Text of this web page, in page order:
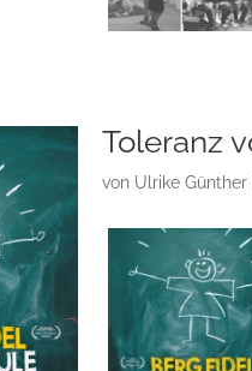
Toleranz
von Ulrike Günther